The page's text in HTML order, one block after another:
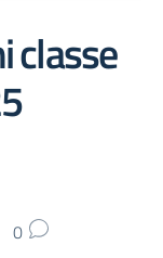
classe
0